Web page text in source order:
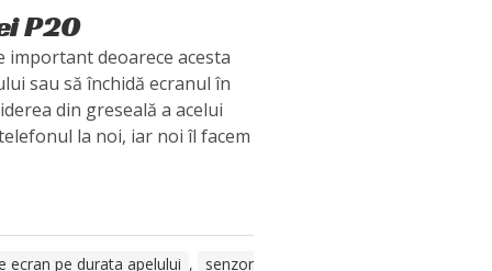
P20
deoarece acesta
sau să închidă ecranul în
din greseală a acelui
la noi, iar noi îl facem
ecran pe durata apelului ,
senzor